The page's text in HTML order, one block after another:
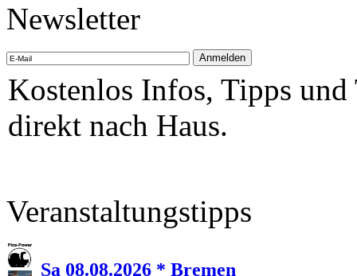
Newsletter
Kostenlos Infos, Tipps
direkt nach Haus.
Veranstaltungstipps
Sa 08.08.2026 * Bremen